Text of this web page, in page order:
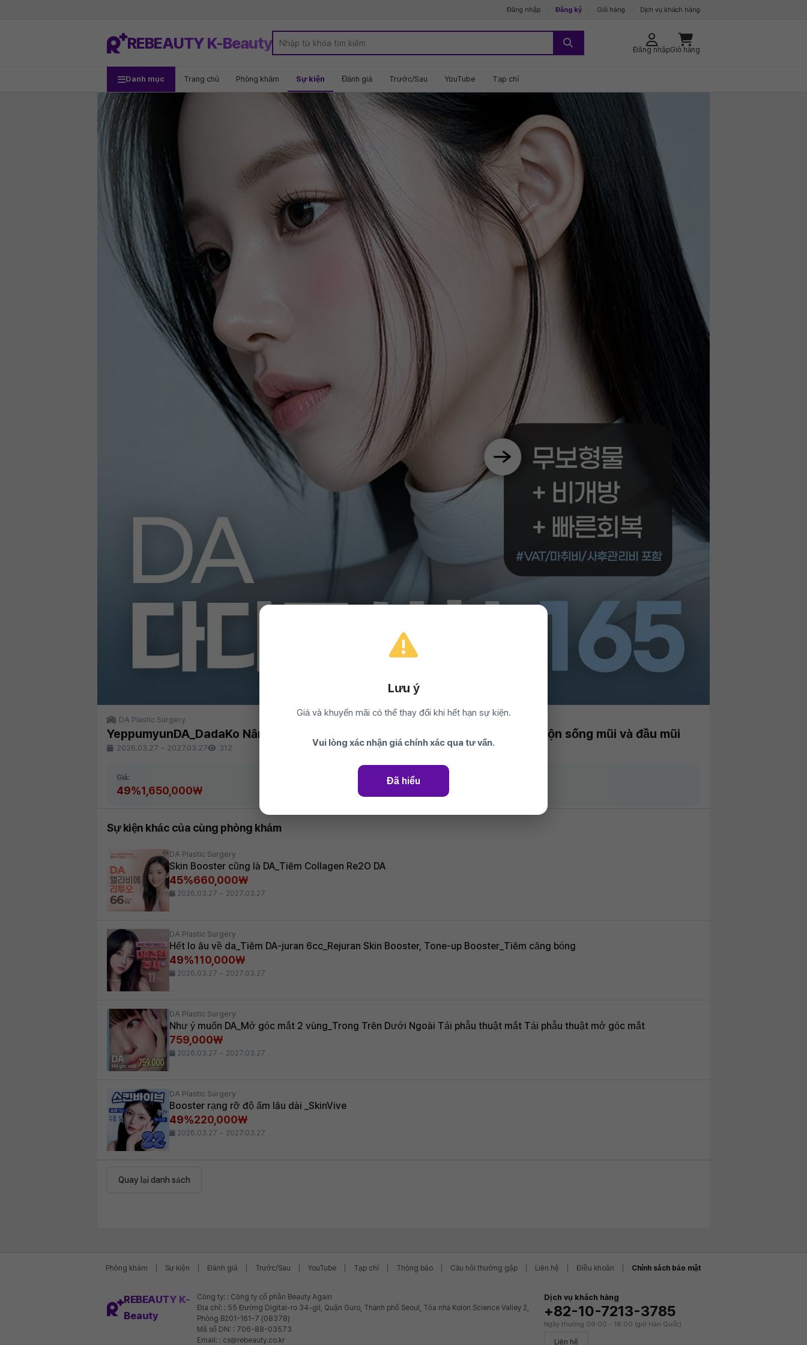
Đăng nhập Đăng ký Giỏ hàng Dịch vụ khách hàng
REBEAUTY K-Beauty Đăng nhậpGiỏ hàng
Danh mục Trang chủ Phòng khám Sự kiện Đánh giá Trước/Sau YouTube Tạp chí
DA Plastic Surgery
YeppumyunDA_DadaKo Nâng mũi không phẫu thuật mở, không dùng vật liệu độn sống mũi và đầu mũi
2026.03.27 ~ 2027.03.27 312
Giá:
49%1,650,000₩
Sự kiện khác của cùng phòng khám
DA Plastic Surgery
Skin Booster cũng là DA_Tiêm Collagen Re2O DA
45%660,000₩
2026.03.27 ~ 2027.03.27
DA Plastic Surgery
Hết lo âu về da_Tiêm DA-juran 6cc_Rejuran Skin Booster, Tone-up Booster_Tiêm căng bóng
49%110,000₩
2026.03.27 ~ 2027.03.27
DA Plastic Surgery
Như ý muốn DA_Mở góc mắt 2 vùng_Trong Trên Dưới Ngoài Tái phẫu thuật mắt Tái phẫu thuật mở góc mắt
759,000₩
2026.03.27 ~ 2027.03.27
DA Plastic Surgery
Booster rạng rỡ độ ẩm lâu dài _SkinVive
49%220,000₩
2026.03.27 ~ 2027.03.27
Quay lại danh sách
Lưu ý
Giá và khuyến mãi có thể thay đổi khi hết hạn sự kiện.
Vui lòng xác nhận giá chính xác qua tư vấn.
Đã hiểu
Phòng khám Sự kiện Đánh giá Trước/Sau YouTube Tạp chí Thông báo Câu hỏi thường gặp Liên hệ Điều khoản Chính sách bảo mật
REBEAUTY K-
Beauty
Công ty: : Công ty cổ phần Beauty Again
Địa chỉ: : 55 Đường Digital-ro 34-gil, Quận Guro, Thành phố Seoul, Tòa nhà Kolon Science Valley 2,
Phòng B201-161-7 (08378)
Mã số DN: : 706-88-03573
Email: : cs@rebeauty.co.kr
Dịch vụ khách hàng
+82-10-7213-3785
Ngày thường 09:00 - 18:00 (giờ Hàn Quốc)
Liên hệ